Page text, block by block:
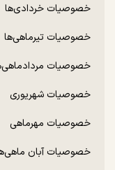
خصوصیات خردادی‌ها
خصوصیات تیرماهی‌ها
خصوصیات
خصوصیات شهریوری
خصوصیات مهرماهی
خصوصیات آبان